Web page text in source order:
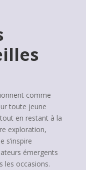
comme
toute jeune
en restant à la
exploration,
s’inspire
émergents
les occasions.